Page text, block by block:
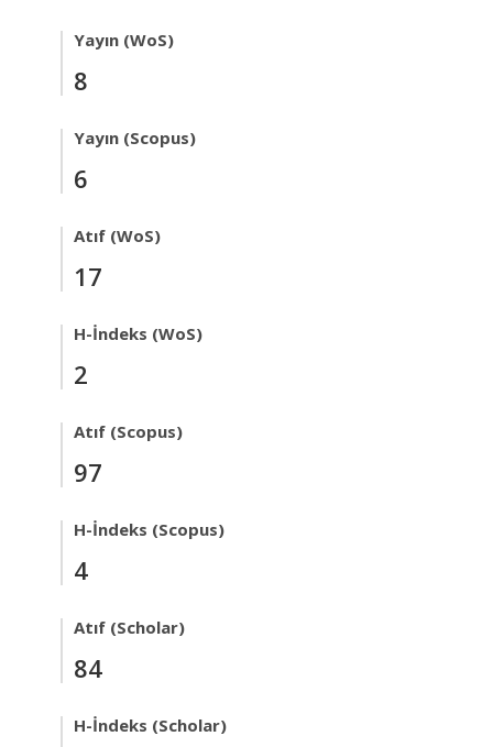
Yayın (WoS)
8
Yayın (Scopus)
6
Atıf (WoS)
17
H-İndeks (WoS)
2
Atıf (Scopus)
97
H-İndeks (Scopus)
4
Atıf (Scholar)
84
H-İndeks (Scholar)